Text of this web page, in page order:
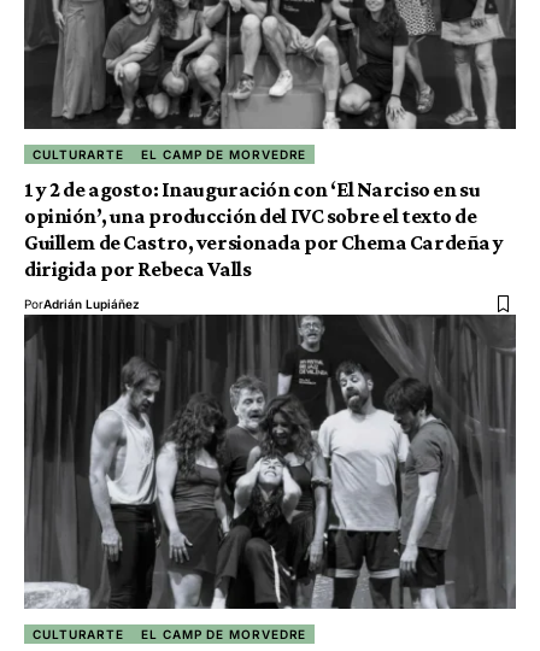
CULTURARTE EL CAMP DE MORVEDRE
1 y 2 de agosto: Inauguración con ‘El Narciso en su
opinión’, una producción del IVC sobre el texto de
Guillem de Castro, versionada por Chema Cardeña y
dirigida por Rebeca Valls
PorAdrián Lupiáñez
CULTURARTE EL CAMP DE MORVEDRE